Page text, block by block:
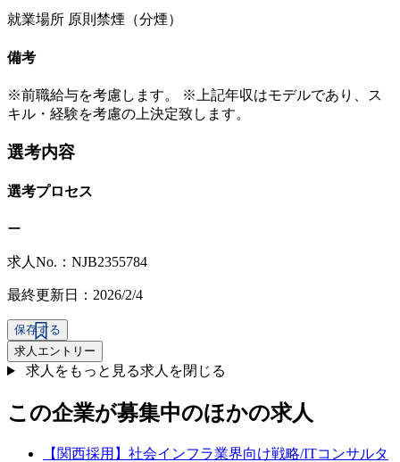
就業場所 原則禁煙（分煙）
備考
※前職給与を考慮します。 ※上記年収はモデルであり、ス
キル・経験を考慮の上決定致します。
選考内容
選考プロセス
ー
求人No.：NJB2355784
最終更新日：2026/2/4
保存する
求人エントリー
求人をもっと見る求人を閉じる
この企業が募集中のほかの求人
【関西採用】社会インフラ業界向け戦略/ITコンサルタ